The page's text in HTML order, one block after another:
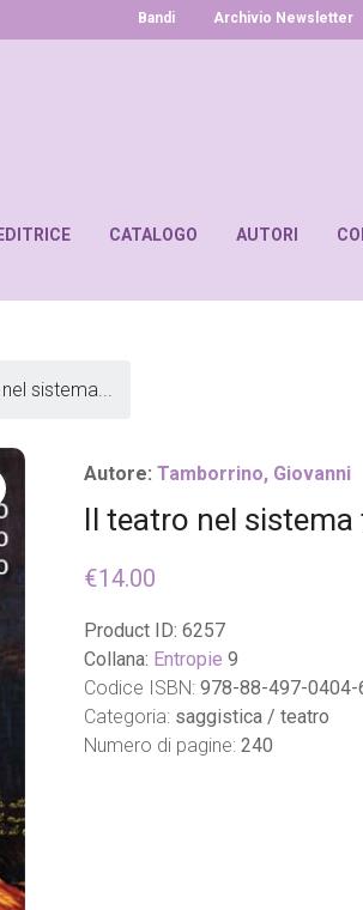
Bandi Archivio Newsletter
CATALOGO AUTORI
sistema...
Autore: Tamborrino, Giovanni
Il teatro nel
€14.00
Product ID: 6257
Collana: Entropie 9
Codice ISBN: 978-88-497-0404-
Categoria: saggistica / teatro
Numero di pagine: 240